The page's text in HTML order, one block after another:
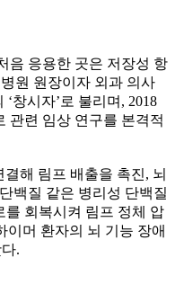
음 응용한 곳은 저장성 항
원 원장이자 외과 의사
창시자’로 불리며, 2018
관련 임상 연구를 본격적
해 림프 배출을 촉진, 뇌
백질 같은 병리성 단백질
를 회복시켜 림프 정체 압
이머 환자의 뇌 기능 장애
.